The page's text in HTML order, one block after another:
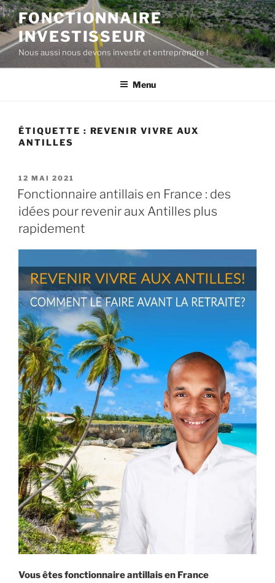
Aller
au
contenu
principal
FONCTIONNAIRE
INVESTISSEUR
Nous aussi nous devons investir et entreprendre !
Menu
ÉTIQUETTE : REVENIR VIVRE AUX
ANTILLES
PUBLIÉ
LE
12 MAI 2021
Fonctionnaire antillais en France : des
idées pour revenir aux Antilles plus
rapidement
Vous êtes fonctionnaire antillais en France